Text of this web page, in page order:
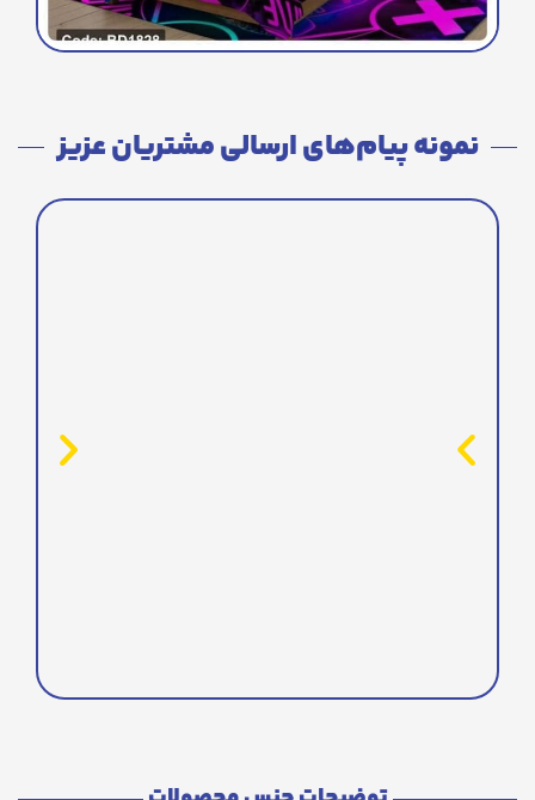
نمونه پیام‌های ارسالی مشتریان عزیز